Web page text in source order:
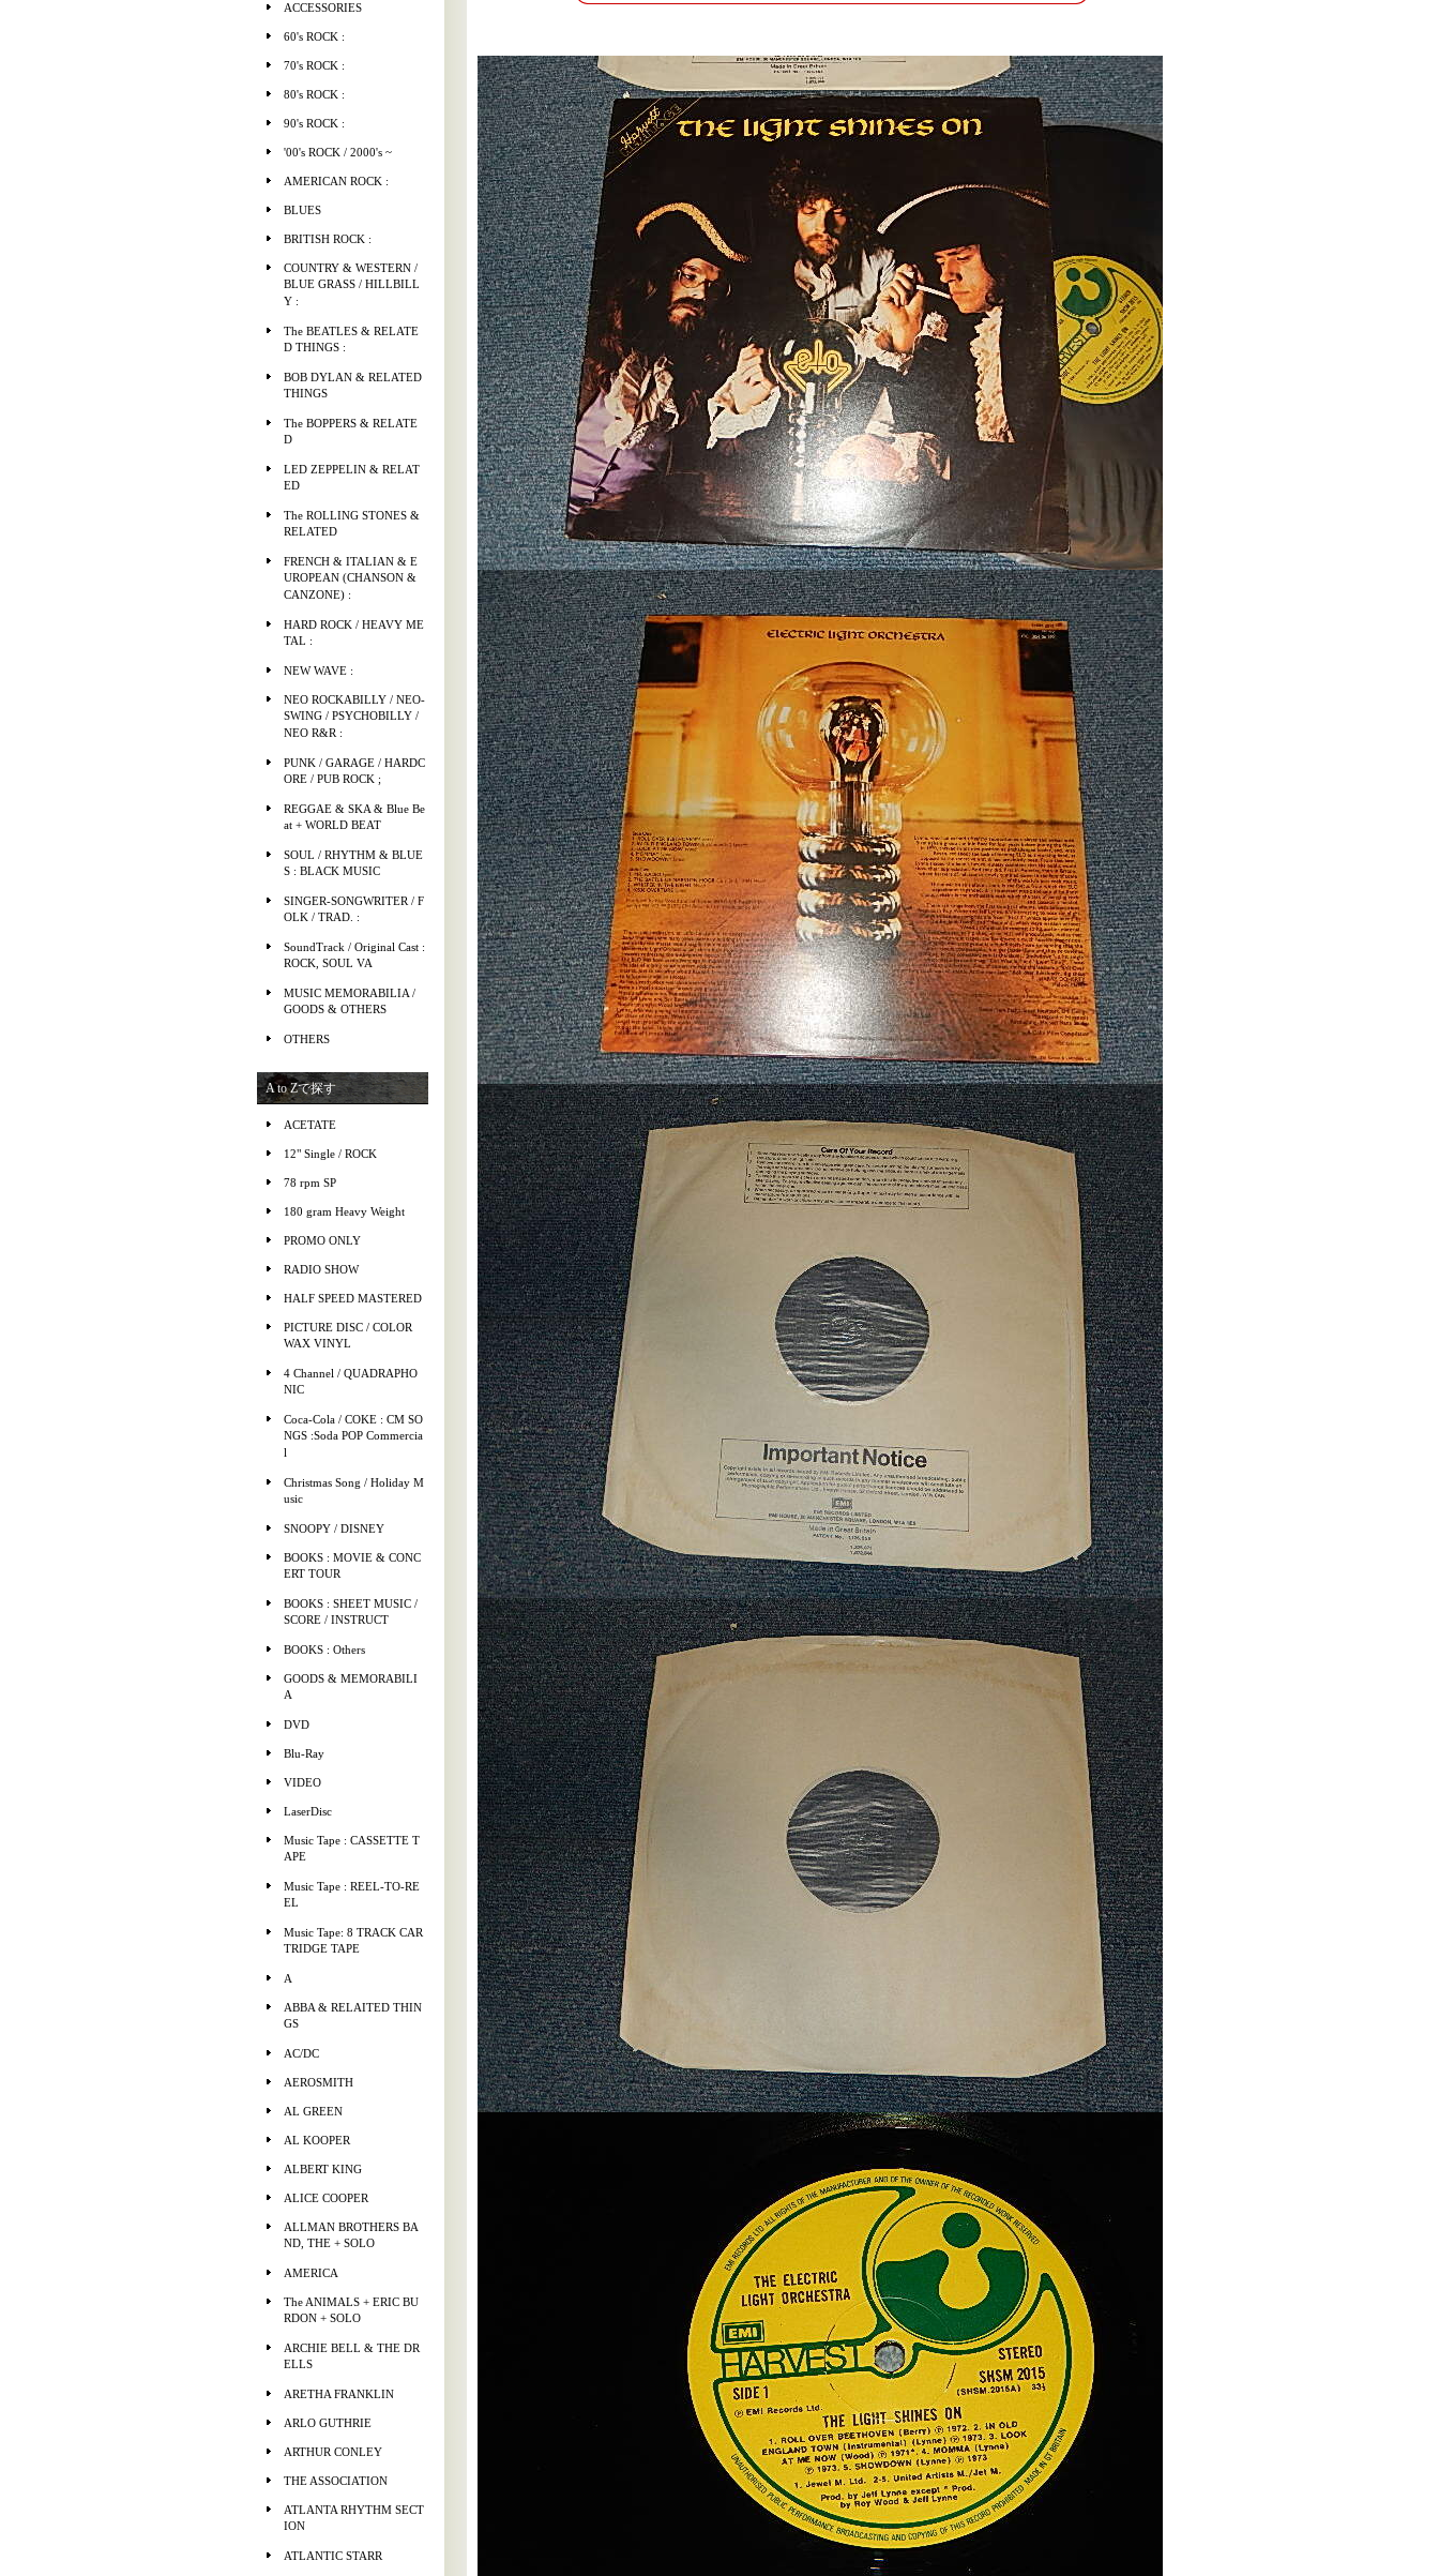
ACCESSORIES
60's ROCK :
70's ROCK :
80's ROCK :
90's ROCK :
'00's ROCK / 2000's ~
AMERICAN ROCK :
BLUES
BRITISH ROCK :
COUNTRY & WESTERN /
BLUE GRASS / HILLBILL
Y :
The BEATLES & RELATE
D THINGS :
BOB DYLAN & RELATED
THINGS
The BOPPERS & RELATE
D
LED ZEPPELIN & RELAT
ED
The ROLLING STONES &
RELATED
FRENCH & ITALIAN & E
UROPEAN (CHANSON &
CANZONE) :
HARD ROCK / HEAVY ME
TAL :
NEW WAVE :
NEO ROCKABILLY / NEO-
SWING / PSYCHOBILLY /
NEO R&R :
PUNK / GARAGE / HARDC
ORE / PUB ROCK ;
REGGAE & SKA & Blue Be
at + WORLD BEAT
SOUL / RHYTHM & BLUE
S : BLACK MUSIC
SINGER-SONGWRITER / F
OLK / TRAD. :
SoundTrack / Original Cast :
ROCK, SOUL VA
MUSIC MEMORABILIA /
GOODS & OTHERS
OTHERS
A to Zで探す
ACETATE
12" Single / ROCK
78 rpm SP
180 gram Heavy Weight
PROMO ONLY
RADIO SHOW
HALF SPEED MASTERED
PICTURE DISC / COLOR
WAX VINYL
4 Channel / QUADRAPHO
NIC
Coca-Cola / COKE : CM SO
NGS :Soda POP Commercia
l
Christmas Song / Holiday M
usic
SNOOPY / DISNEY
BOOKS : MOVIE & CONC
ERT TOUR
BOOKS : SHEET MUSIC /
SCORE / INSTRUCT
BOOKS : Others
GOODS & MEMORABILI
A
DVD
Blu-Ray
VIDEO
LaserDisc
Music Tape : CASSETTE T
APE
Music Tape : REEL-TO-RE
EL
Music Tape: 8 TRACK CAR
TRIDGE TAPE
A
ABBA & RELAITED THIN
GS
AC/DC
AEROSMITH
AL GREEN
AL KOOPER
ALBERT KING
ALICE COOPER
ALLMAN BROTHERS BA
ND, THE + SOLO
AMERICA
The ANIMALS + ERIC BU
RDON + SOLO
ARCHIE BELL & THE DR
ELLS
ARETHA FRANKLIN
ARLO GUTHRIE
ARTHUR CONLEY
THE ASSOCIATION
ATLANTA RHYTHM SECT
ION
ATLANTIC STARR